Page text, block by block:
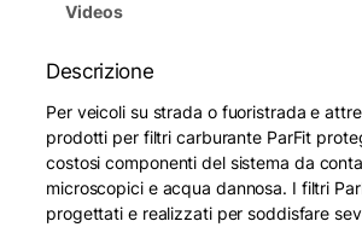
Videos
Descrizione
Per veicoli su strada o fuoristrada e
prodotti per filtri carburante ParFit
costosi componenti del sistema da
microscopici e acqua dannosa. I filtri
progettati e realizzati per soddisfare